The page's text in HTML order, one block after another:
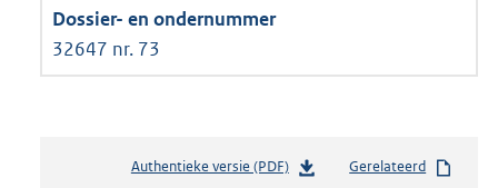
32647 nr. 73
Authentieke versie (PDF)b
Gerelateerd